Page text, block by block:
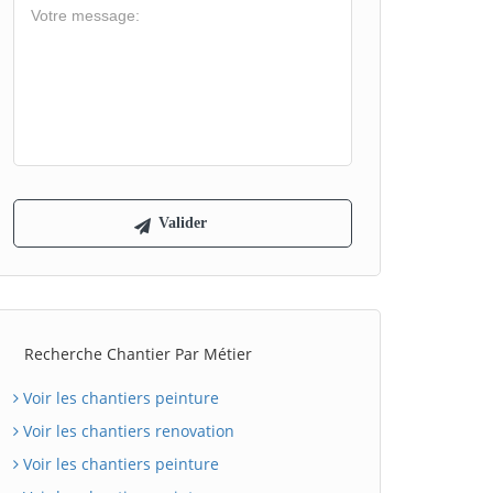
Recherche Chantier Par Métier
Voir les chantiers peinture
Voir les chantiers renovation
Voir les chantiers peinture